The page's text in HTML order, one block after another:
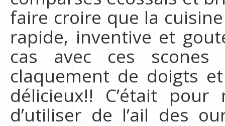
faire croire que la
rapide, inventive et
cas avec ces
claquement de doigts
délicieux!! C’était
d’utiliser de l’ail des